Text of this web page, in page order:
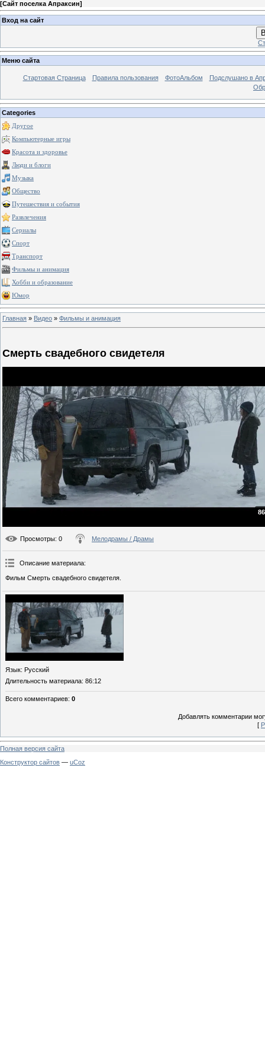
[Сайт поселка Апраксин]
Вход на сайт
Меню сайта
Стартовая Страница Правила пользования ФотоАльбом
Подслушано в
Categories
Другое
Компьютерные игры
Красота и здоровье
Люди и блоги
Музыка
Общество
Путешествия и события
Развлечения
Сериалы
Спорт
Транспорт
Фильмы и анимация
Хобби и образование
Юмор
Главная » Видео » Фильмы и анимация
Смерть свадебного свидетеля
Просмотры: 0 Мелодрамы / Драмы
Описание материала:
Фильм Смерть свадебного свидетеля.
Язык: Русский
Длительность материала: 86:12
Всего комментариев: 0
Добавлять комментарии
[
Полная версия сайта
Конструктор сайтов — uCoz